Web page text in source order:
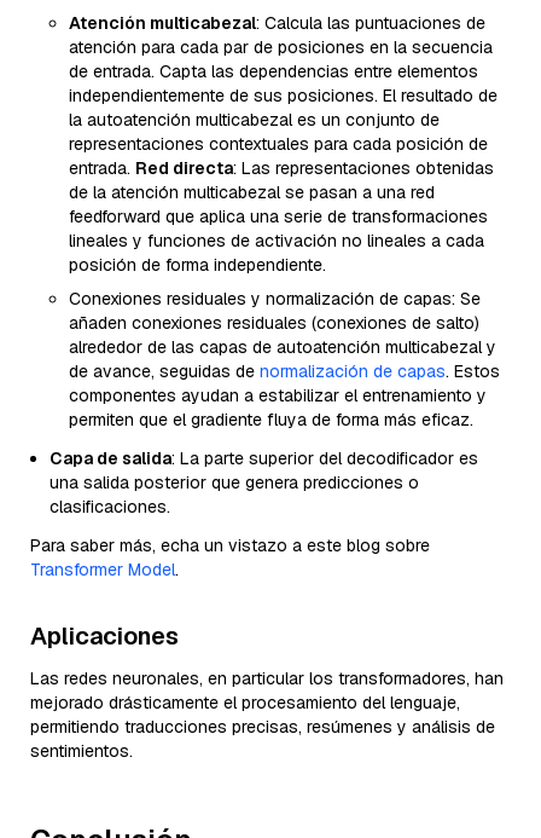
Atención multicabezal: Calcula las puntuaciones de
atención para cada par de posiciones en la secuencia
de entrada. Capta las dependencias entre elementos
independientemente de sus posiciones. El resultado de
la autoatención multicabezal es un conjunto de
representaciones contextuales para cada posición de
entrada. Red directa: Las representaciones obtenidas
de la atención multicabezal se pasan a una red
feedforward que aplica una serie de transformaciones
lineales y funciones de activación no lineales a cada
posición de forma independiente.
Conexiones residuales y normalización de capas: Se
añaden conexiones residuales (conexiones de salto)
alrededor de las capas de autoatención multicabezal y
de avance, seguidas de normalización de capas. Estos
componentes ayudan a estabilizar el entrenamiento y
permiten que el gradiente fluya de forma más eficaz.
Capa de salida: La parte superior del decodificador es
una salida posterior que genera predicciones o
clasificaciones.
Para saber más, echa un vistazo a este blog sobre
Transformer Model.
Aplicaciones
Las redes neuronales, en particular los transformadores, han
mejorado drásticamente el procesamiento del lenguaje,
permitiendo traducciones precisas, resúmenes y análisis de
sentimientos.